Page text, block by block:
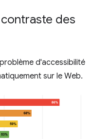
des
d'accessibilité
sur le Web.